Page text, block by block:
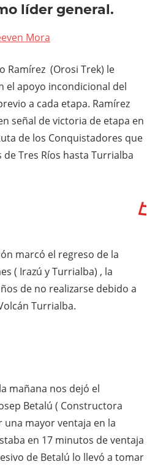
líder general.
Mora
Ramírez (Orosi Trek) le
el apoyo incondicional del
a cada etapa. Ramírez
señal de victoria de etapa en
de los Conquistadores que
Tres Ríos hasta Turrialba
marcó el regreso de la
( Irazú y Turrialba) , la
de no realizarse debido a
Turrialba.
mañana nos dejó el
Betalú ( Constructora
una mayor ventaja en la
en 17 minutos de ventaja
de Betalú lo llevó a tomar